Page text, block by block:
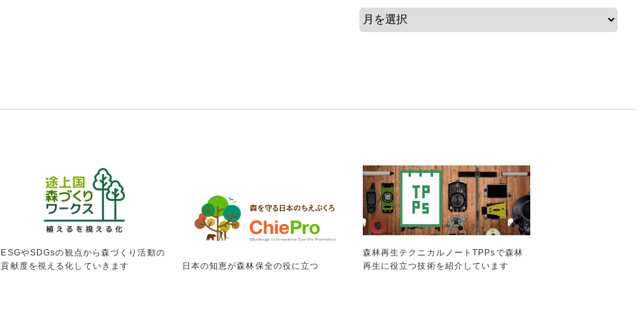
ESGやSDGsの観点から森づくり活動の
貢献度を視える化していきます
日本の知恵が森林保全の役に立つ
森林再生テクニカルノートTPPsで森林
再生に役立つ技術を紹介しています